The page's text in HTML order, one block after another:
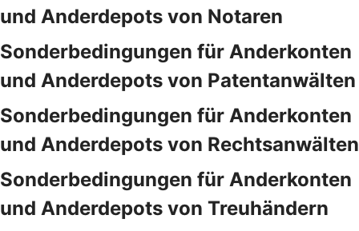
und Anderdepots von Notaren
Sonderbedingungen für Anderkonten
und Anderdepots von Patentanwälten
Sonderbedingungen für Anderkonten
und Anderdepots von Rechtsanwälten
Sonderbedingungen für Anderkonten
und Anderdepots von Treuhändern